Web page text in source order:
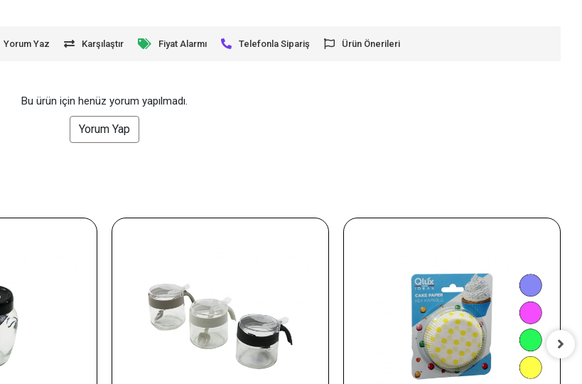
Yorum Yaz Karşılaştır Fiyat Alarmı Telefonla Sipariş Ürün Önerileri
Bu ürün için henüz yorum yapılmadı.
Yorum Yap